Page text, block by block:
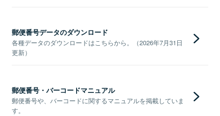
郵便番号データのダウンロード
各種データのダウンロードはこちらから。（2026年7月31日
更新）
郵便番号・バーコードマニュアル
郵便番号や、バーコードに関するマニュアルを掲載していま
す。